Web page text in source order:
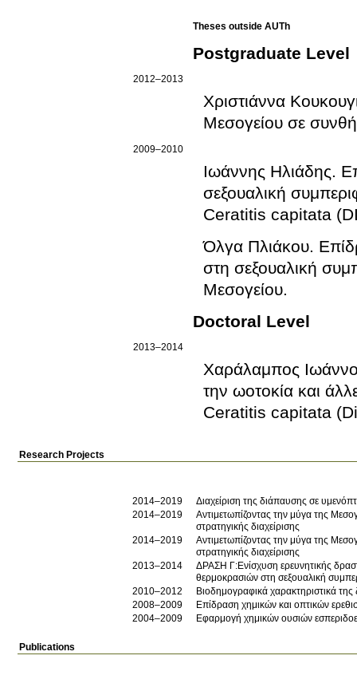
Theses outside AUTh
Postgraduate Level
2012–2013
Χριστιάννα
Μεσογείου σε
2009–2010
Ιωάννης Ηλιάδης.
σεξουαλική
Ceratitis capitata
Όλγα Πλιάκου.
στη σεξουαλική
Μεσογείου.
Doctoral Level
2013–2014
Χαράλαμπος
την ωοτοκία και
Ceratitis capitata
Research Projects
2014–2019
Διαχείριση της διάπαυσης σε
2014–2019
Αντιμετωπίζοντας την μύγα της
στρατηγικής διαχείρισης
2014–2019
Αντιμετωπίζοντας την μύγα της
στρατηγικής διαχείρισης
2013–2014
ΔΡΑΣΗ Γ:Ενίσχυση ερευνητικής
θερμοκρασιών στη σεξουαλική
2010–2012
Βιοδημογραφικά χαρακτηριστικά
2008–2009
Επίδραση χημικών και οπτικών
2004–2009
Εφαρμογή χημικών ουσιών
Publications